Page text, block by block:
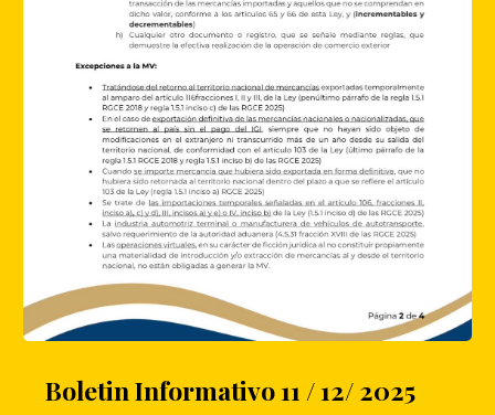
Boletin Informativo 11 / 12/ 2025